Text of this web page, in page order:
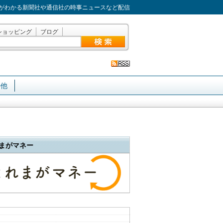
わかる新聞社や通信社の時事ニュースなど配信
ョッピング ブログ
がマネー